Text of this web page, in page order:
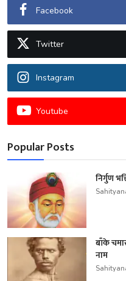
Facebook
Twitter
Instagram
Youtube
Popular Posts
निर्गुण
बाँके
नाम